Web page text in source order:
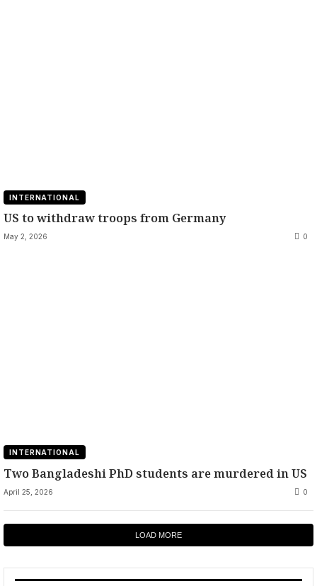
INTERNATIONAL
US to withdraw troops from Germany
May 2, 2026 0
INTERNATIONAL
Two Bangladeshi PhD students are murdered in US
April 25, 2026 0
LOAD MORE